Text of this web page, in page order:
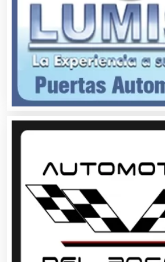
Alta Costura
Aluminio
Análisis de Aguas
Animadores de Eventos